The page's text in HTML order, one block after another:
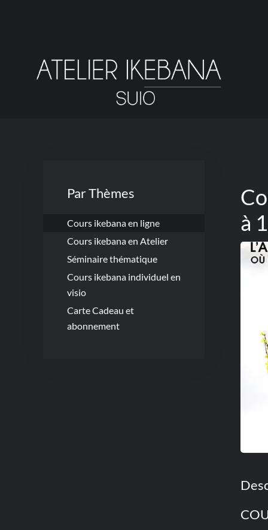
contenu
principal
à
Par Thèmes
Cours ikebana en ligne
Cours ikebana en Atelier
Séminaire thématique
Cours ikebana individuel en
visio
Carte Cadeau et
abonnement